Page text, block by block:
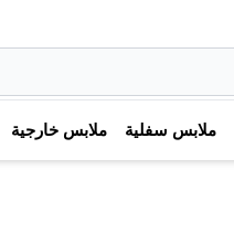
ملابس سفلية ملابس خارجية